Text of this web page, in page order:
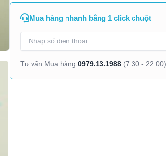
Mua hàng nhanh bằng 1 click chuột
Tư vấn Mua hàng 0979.13.1988 (7:30 - 22:00)